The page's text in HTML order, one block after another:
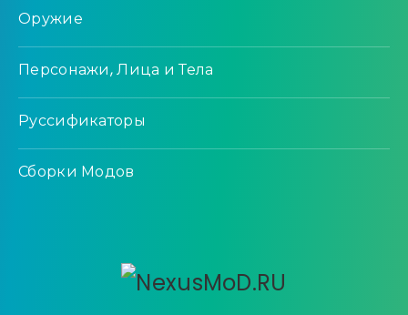
Оружие
Персонажи, Лица и Тела
Руссификаторы
Сборки Модов